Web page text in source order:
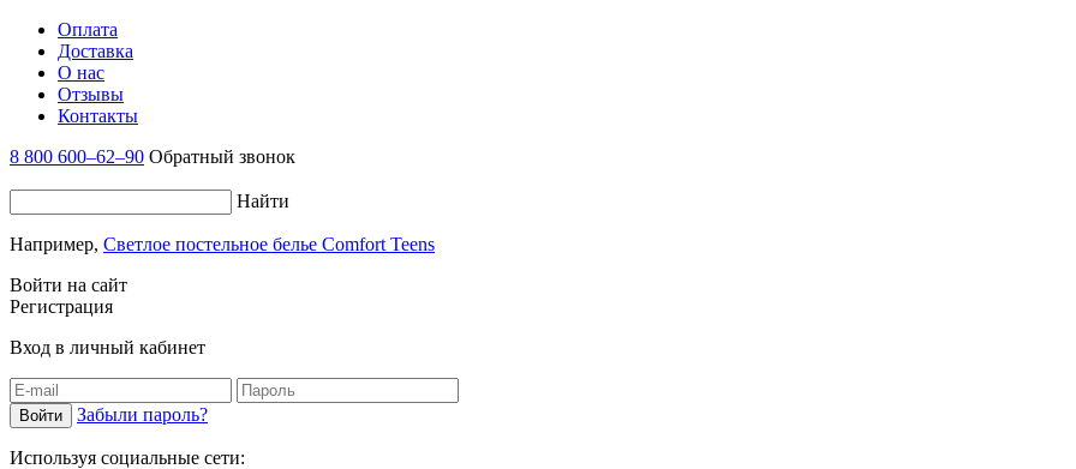
Оплата
Доставка
О нас
Отзывы
Контакты
8 800 600–62–90 Обратный звонок
Найти
Например, Светлое постельное белье Comfort Teens
Войти на сайт
Регистрация
Вход в личный кабинет
Забыли пароль?
Используя социальные сети: